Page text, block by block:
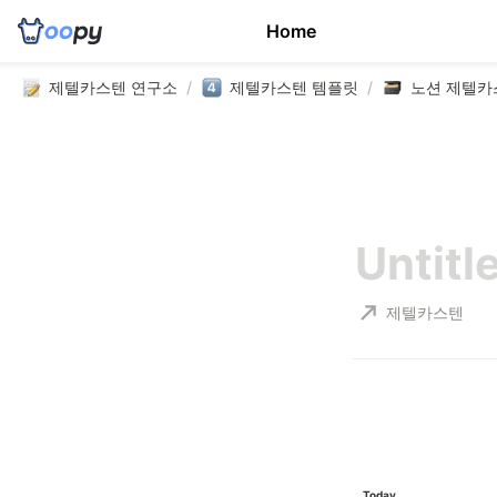
제텔카스텐 연구소 / 제텔카스텐 템플릿 / 노션 제텔
제텔카스텐
Home